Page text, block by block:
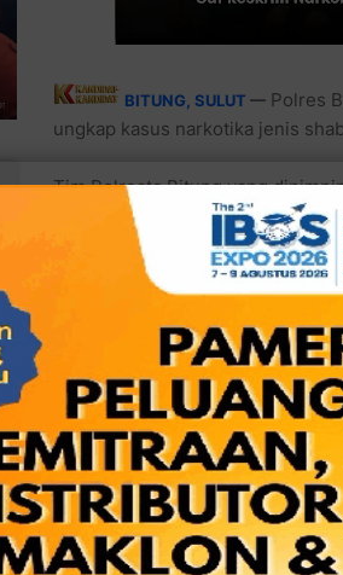
BITUNG, SULUT —Polres
ungkap kasus narkotika jenis
Tim Polresta Bitung yang
Abdul K Mahalieng, SH,
berinisial H di Kelurahan
Tersangka diamankan saat
permen FOX dan lakban warna